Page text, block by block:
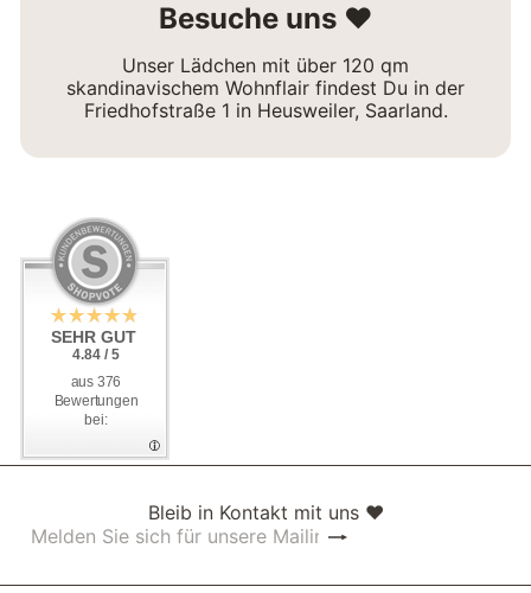
Besuche uns ❤
Unser Lädchen mit über 120 qm
skandinavischem Wohnflair findest Du in der
Friedhofstraße 1 in Heusweiler, Saarland.
SEHR GUT
4.84 / 5
aus 376
Bewertungen
bei:
SEHR GUT
4.84 / 5
aus 376
Bewertungen
bei:
Bleib in Kontakt mit uns ❤
Abonnieren
Melden
sich